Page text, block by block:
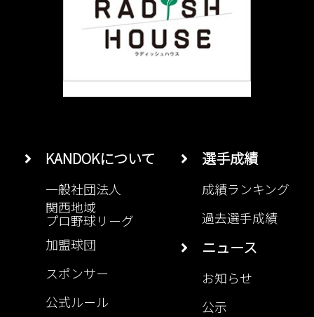
KANDOKについて
一般社団法人
関西地域
プロ野球リーグ
加盟球団
スポンサー
公式ルール
選手成績
成績ランキング
過去選手成績
ニュース
お知らせ
公示